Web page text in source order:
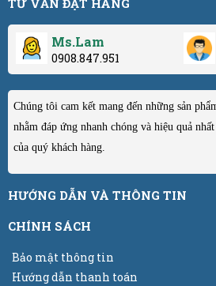
TƯ VẤN ĐẶT HÀNG
Ms.Lam
0908.847.951
Chúng tôi cam kết mang đến những sản
nhằm đáp ứng nhanh chóng và hiệu quả
của quý khách hàng.
HƯỚNG DẪN VÀ THÔNG TIN
CHÍNH SÁCH
Bảo mật thông tin
Hướng dẫn thanh toán